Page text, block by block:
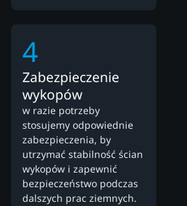
4
Zabezpieczenie
wykopów
w razie potrzeby
stosujemy odpowiednie
zabezpieczenia, by
utrzymać stabilność ścian
wykopów i zapewnić
bezpieczeństwo podczas
dalszych prac ziemnych.